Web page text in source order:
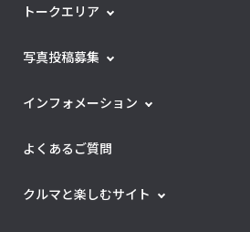
トークエリア
写真投稿募集
インフォメーション
よくあるご質問
クルマと楽しむサイト